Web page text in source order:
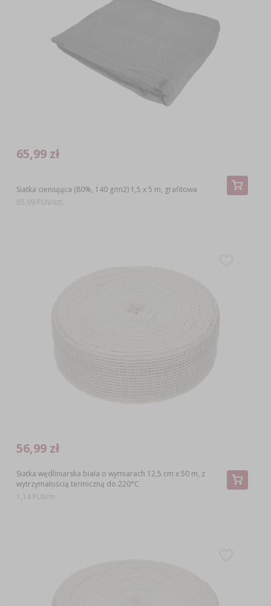
Siatka cieniująca (80%, 140 g/m2) 1,5 x 5 m, grafitowa
65,99 zł
65,99 PLN/szt.
Siatka wędliniarska biała o wymiarach 12,5 cm x 50 m, z
wytrzymałością termiczną do 220°C
56,99 zł
1,14 PLN/m